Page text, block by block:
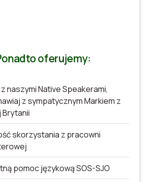
oferujemy:
naszymi Native Speakerami,
z sympatycznym Markiem z
Brytanii
skorzystania z pracowni
pomoc językową SOS-SJO